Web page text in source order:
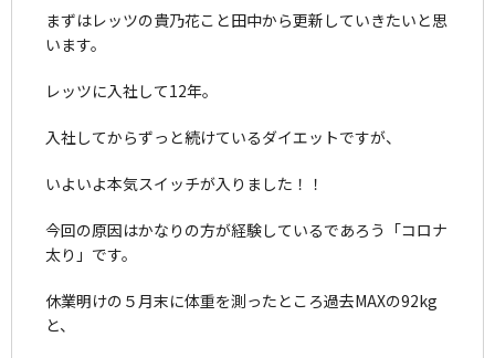
まずはレッツの貴乃花こと田中から更新していきたいと思
います。
レッツに入社して12年。
入社してからずっと続けているダイエットですが、
いよいよ本気スイッチが入りました！！
今回の原因はかなりの方が経験しているであろう「コロナ
太り」です。
休業明けの５月末に体重を測ったところ過去MAXの92kg
と、